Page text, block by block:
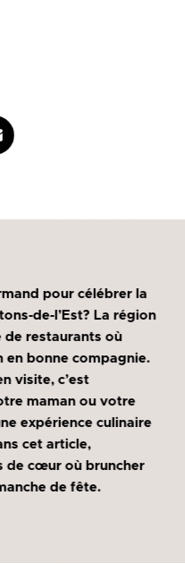
pour célébrer la
de-l’Est? La région
de restaurants où
en bonne compagnie.
visite, c’est
maman ou votre
expérience culinaire
cet article,
de cœur où bruncher
de fête.